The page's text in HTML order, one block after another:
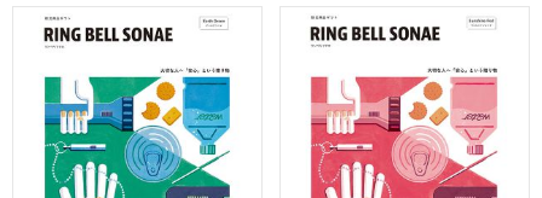
リンベル ソナエ アースグリーン【カタログギフト】【贈り
リンベル ソナエ サンシャイ